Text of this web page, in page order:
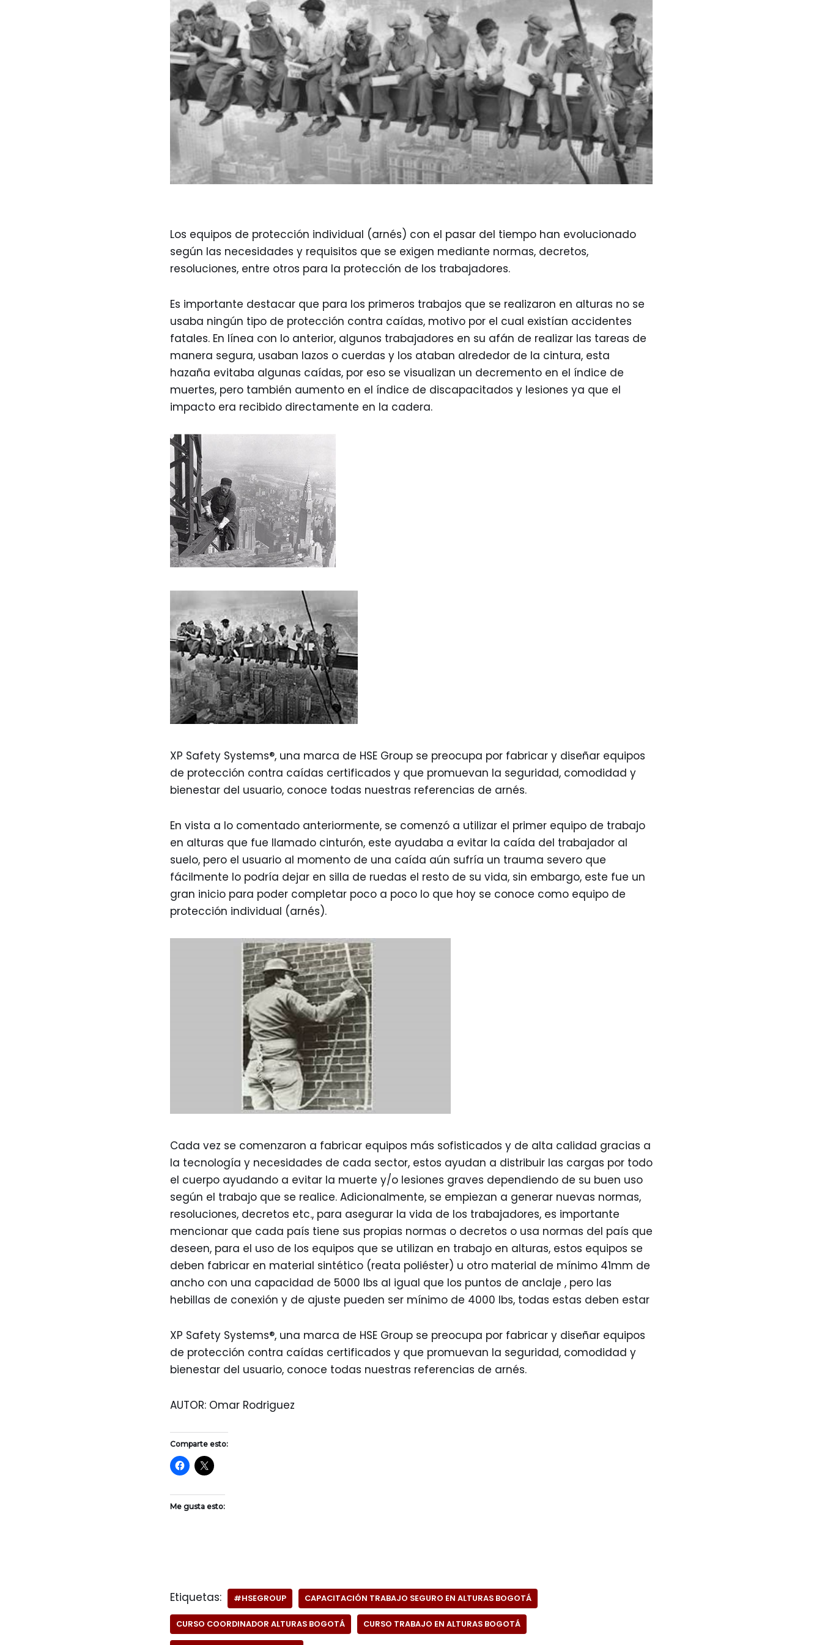
Los equipos de protección individual (arnés) con el pasar del tiempo han evolucionado
según las necesidades y requisitos que se exigen mediante normas, decretos,
resoluciones, entre otros para la protección de los trabajadores.
Es importante destacar que para los primeros trabajos que se realizaron en alturas no se
usaba ningún tipo de protección contra caídas, motivo por el cual existían accidentes
fatales. En línea con lo anterior, algunos trabajadores en su afán de realizar las tareas de
manera segura, usaban lazos o cuerdas y los ataban alrededor de la cintura, esta
hazaña evitaba algunas caídas, por eso se visualizan un decremento en el índice de
muertes, pero también aumento en el índice de discapacitados y lesiones ya que el
impacto era recibido directamente en la cadera.
XP Safety Systems®, una marca de HSE Group se preocupa por fabricar y diseñar equipos
de protección contra caídas certificados y que promuevan la seguridad, comodidad y
bienestar del usuario, conoce todas nuestras referencias de arnés.
En vista a lo comentado anteriormente, se comenzó a utilizar el primer equipo de trabajo
en alturas que fue llamado cinturón, este ayudaba a evitar la caída del trabajador al
suelo, pero el usuario al momento de una caída aún sufría un trauma severo que
fácilmente lo podría dejar en silla de ruedas el resto de su vida, sin embargo, este fue un
gran inicio para poder completar poco a poco lo que hoy se conoce como equipo de
protección individual (arnés).
Cada vez se comenzaron a fabricar equipos más sofisticados y de alta calidad gracias a
la tecnología y necesidades de cada sector, estos ayudan a distribuir las cargas por todo
el cuerpo ayudando a evitar la muerte y/o lesiones graves dependiendo de su buen uso
según el trabajo que se realice. Adicionalmente, se empiezan a generar nuevas normas,
resoluciones, decretos etc., para asegurar la vida de los trabajadores, es importante
mencionar que cada país tiene sus propias normas o decretos o usa normas del país que
deseen, para el uso de los equipos que se utilizan en trabajo en alturas, estos equipos se
deben fabricar en material sintético (reata poliéster) u otro material de mínimo 41mm de
ancho con una capacidad de 5000 lbs al igual que los puntos de anclaje , pero las
hebillas de conexión y de ajuste pueden ser mínimo de 4000 lbs, todas estas deben estar
XP Safety Systems®, una marca de HSE Group se preocupa por fabricar y diseñar equipos
de protección contra caídas certificados y que promuevan la seguridad, comodidad y
bienestar del usuario, conoce todas nuestras referencias de arnés.
AUTOR: Omar Rodriguez
Comparte esto:
Me gusta esto:
Etiquetas: #HSEGROUP CAPACITACIÓN TRABAJO SEGURO EN ALTURAS BOGOTÁ
CURSO COORDINADOR ALTURAS BOGOTÁ CURSO TRABAJO EN ALTURAS BOGOTÁ